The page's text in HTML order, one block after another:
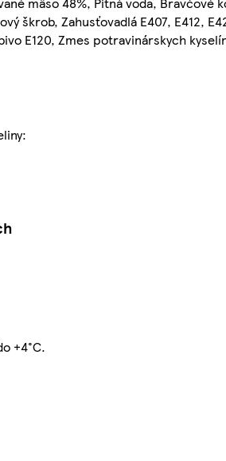
škrob, Zahusťovadlá E407, E412,
E120, Zmes potravinárskych
+4°C.